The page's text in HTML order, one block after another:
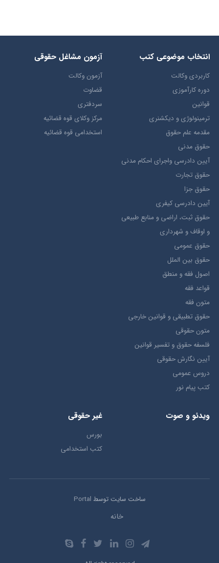
انتخاب​ موضوعي​ کتب
کاربردی وکالت
دوره کارآموزی
قوانین
ترمينولوژي و ديکشنري
مقدمه علم حقوق
حقوق مدني
آيين دادرسي ​واجراي ​احکام ​مدني
حقوق تجارت
حقوق جزا
آيین دادرسی کیفری
حقوق ثبت، اراضي و منابع طبيعي
و اوقاف و شهرداری
حقوق عمومی
حقوق بين الملل
اصول فقه و منطق
قواعد فقه
متون فقه
حقوق تطبيقي و قوانین خارجی
متون حقوقي
فلسفه حقوق و تفسیر قوانین
آیین نگارش حقوقی
دروس عمومی
کتب پیام نور
آزمون مشاغل حقوقی
آزمون وکالت
قضاوت
سردفتری
مرکز وکلای قوه قضائیه
استخدامی قوه قضائیه
ویدئو و صوت غیر حقوقی
بورس
کتب استخدامی
ساخت سایت توسط Portal
خانه